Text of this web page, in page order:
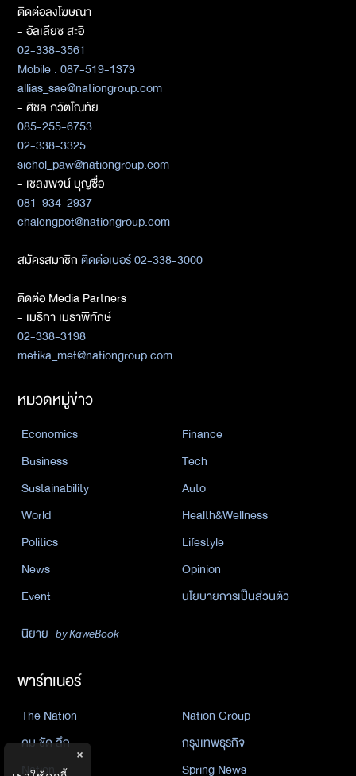
ติดต่อลงโฆษณา
- อัลเลียซ สะอิ
02-338-3561
Mobile : 087-519-1379
allias_sae@nationgroup.com
- ศิชล ภวัตโณทัย
085-255-6753
02-338-3325
sichol_paw@nationgroup.com
- เชลงพจน์ บุญซื่อ
081-934-2937
chalengpot@nationgroup.com
สมัครสมาชิกติดต่อเบอร์ 02-338-3000
ติดต่อ Media Partners
- เมธิกา เมธาพิทักษ์
02-338-3198
metika_met@nationgroup.com
หมวดหมู่ข่าว
Economics
Finance
Business
Tech
Sustainability
Auto
World
Health&Wellness
Politics
Lifestyle
News
Opinion
Event
นโยบายการเป็นส่วนตัว
นิยาย by KaweBook
พาร์ทเนอร์
The Nation
Nation Group
คม ชัด ลึก
กรุงเทพธุรกิจ
Nation
Spring News
×